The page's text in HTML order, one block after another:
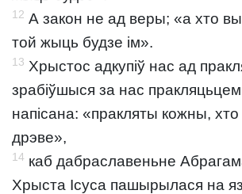
12 А закон не ад веры; «а хто
той жыць будзе ім».
13 Хрыстос адкупіў нас ад
зрабіўшыся за нас
напісана: «пракляты кожны, хто
дрэве»,
14 каб дабраславеньне
Хрыста Ісуса пашырылася на